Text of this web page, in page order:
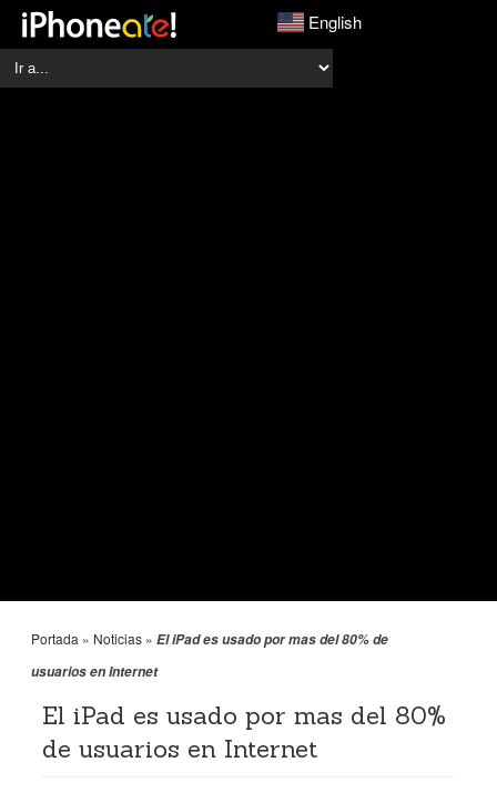
English
Portada » Noticias » El iPad es usado por mas del 80% de
usuarios en Internet
El iPad es usado por mas del 80%
de usuarios en Internet